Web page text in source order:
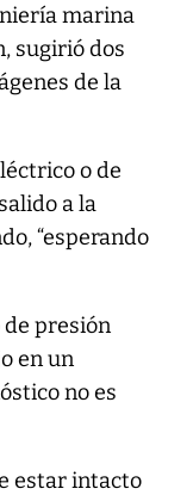
marina
sugirió dos
de la
o de
a la
“esperando
de presión
en un
no es
estar intacto